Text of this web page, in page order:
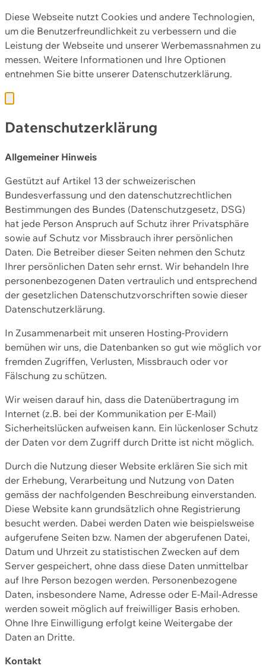
Diese Webseite nutzt Cookies und andere Technologien,
um die Benutzerfreundlichkeit zu verbessern und die
Leistung der Webseite und unserer Werbemassnahmen zu
messen. Weitere Informationen und Ihre Optionen
entnehmen Sie bitte unserer Datenschutzerklärung.
Datenschutzerklärung
Allgemeiner Hinweis
Gestützt auf Artikel 13 der schweizerischen
Bundesverfassung und den datenschutzrechtlichen
Bestimmungen des Bundes (Datenschutzgesetz, DSG)
hat jede Person Anspruch auf Schutz ihrer Privatsphäre
sowie auf Schutz vor Missbrauch ihrer persönlichen
Daten. Die Betreiber dieser Seiten nehmen den Schutz
Ihrer persönlichen Daten sehr ernst. Wir behandeln Ihre
personenbezogenen Daten vertraulich und entsprechend
der gesetzlichen Datenschutzvorschriften sowie dieser
Datenschutzerklärung.
In Zusammenarbeit mit unseren Hosting-Providern
bemühen wir uns, die Datenbanken so gut wie möglich vor
fremden Zugriffen, Verlusten, Missbrauch oder vor
Fälschung zu schützen.
Wir weisen darauf hin, dass die Datenübertragung im
Internet (z.B. bei der Kommunikation per E-Mail)
Sicherheitslücken aufweisen kann. Ein lückenloser Schutz
der Daten vor dem Zugriff durch Dritte ist nicht möglich.
Durch die Nutzung dieser Website erklären Sie sich mit
der Erhebung, Verarbeitung und Nutzung von Daten
gemäss der nachfolgenden Beschreibung einverstanden.
Diese Website kann grundsätzlich ohne Registrierung
besucht werden. Dabei werden Daten wie beispielsweise
aufgerufene Seiten bzw. Namen der abgerufenen Datei,
Datum und Uhrzeit zu statistischen Zwecken auf dem
Server gespeichert, ohne dass diese Daten unmittelbar
auf Ihre Person bezogen werden. Personenbezogene
Daten, insbesondere Name, Adresse oder E-Mail-Adresse
werden soweit möglich auf freiwilliger Basis erhoben.
Ohne Ihre Einwilligung erfolgt keine Weitergabe der
Daten an Dritte.
Kontakt